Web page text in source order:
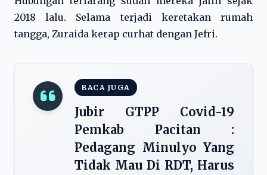
2018 lalu. Selama terjadi keretakan rumah
tangga, Zuraida kerap curhat dengan Jefri.
BACA JUGA
Jubir GTPP Covid-19
Pemkab Pacitan :
Pedagang Minulyo Yang
Tidak Mau Di RDT, Harus